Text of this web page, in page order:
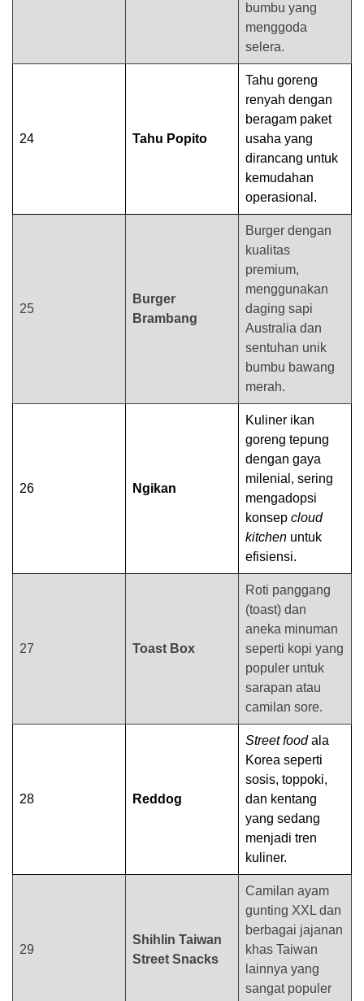
bumbu yang
menggoda
selera.
24 Tahu Popito
Tahu goreng
renyah dengan
beragam paket
usaha yang
dirancang untuk
kemudahan
operasional.
25
Burger
Brambang
Burger dengan
kualitas
premium,
menggunakan
daging sapi
Australia dan
sentuhan unik
bumbu bawang
merah.
26 Ngikan
Kuliner ikan
goreng tepung
dengan gaya
milenial, sering
mengadopsi
konsep cloud
kitchen untuk
efisiensi.
27 Toast Box
Roti panggang
(toast) dan
aneka minuman
seperti kopi yang
populer untuk
sarapan atau
camilan sore.
28 Reddog
Street food ala
Korea seperti
sosis, toppoki,
dan kentang
yang sedang
menjadi tren
kuliner.
29
Shihlin Taiwan
Street Snacks
Camilan ayam
gunting XXL dan
berbagai jajanan
khas Taiwan
lainnya yang
sangat populer